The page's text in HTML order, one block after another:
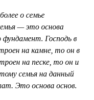
о семье
— это основа
Господь в
на камне, то он в
на песке, то он и
семья на данный
Это основа основ.